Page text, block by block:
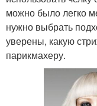
можно было легко
нужно выбрать
уверены, какую
парикмахеру.